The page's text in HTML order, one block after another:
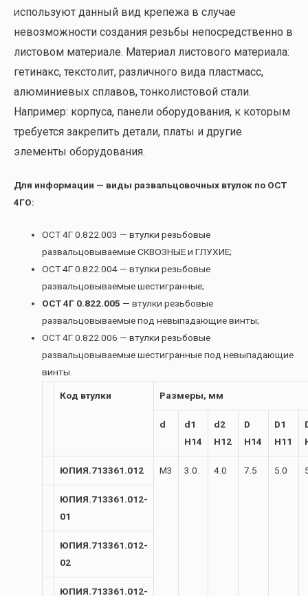
Используют данный вид крепежа в случае
невозможности создания резьбы непосредственно в
листовом материале. Материал листового материала:
гетинакс, текстолит, различного вида пластмасс,
алюминиевых сплавов, тонколистовой стали.
Например: корпуса, панели оборудования, к которым
требуется закрепить детали, платы и другие
элементы оборудования.
Для информации — виды развальцовочных втулок по ОСТ
4ГО:
ОСТ 4Г 0.822.003 — втулки резьбовые
развальцовываемые СКВОЗНЫЕ и ГЛУХИЕ;
ОСТ 4Г 0.822.004 — втулки резьбовые
развальцовываемые шестигранные;
ОСТ 4Г 0.822.005 — втулки резьбовые
развальцовываемые под невыпадающие винты;
ОСТ 4Г 0.822.006 — втулки резьбовые
развальцовываемые шестигранные под невыпадающие
винты.
Код втулки Размеры, мм
d
d1
H14
d2
H12
D
H14
D1
H11
ЮПИЯ.713361.012 М3 3.0 4.0 7.5 5.0
ЮПИЯ.713361.012-
01
ЮПИЯ.713361.012-
02
ЮПИЯ.713361.012-